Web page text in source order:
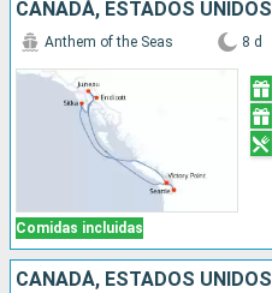
CANADÁ, ESTADOS UNIDOS
Comidas incluidas
Anthem of the Seas 8 d
CANADÁ, ESTADOS UNIDOS